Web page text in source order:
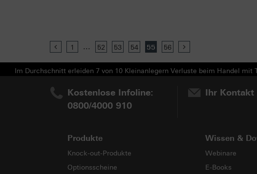
Previous
1 ... 52 53 54 55 56
Im Durchschnitt erleiden 7 von 10 Kleinanlegern Verluste beim Handel
Kostenlose Infoline:
0800/4000 910
Ihr Kontakt
Produkte
Knock-out-Produkte
Optionsscheine
Wissen &
Webinare
E-Books